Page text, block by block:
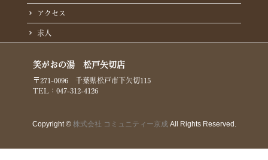
アクセス
求人
笑がおの湯 松戸矢切店
〒271-0096 千葉県松戸市下矢切115
TEL：047-312-4126
Copyright © 株式会社 コミュニティー京成All Rights Reserved.